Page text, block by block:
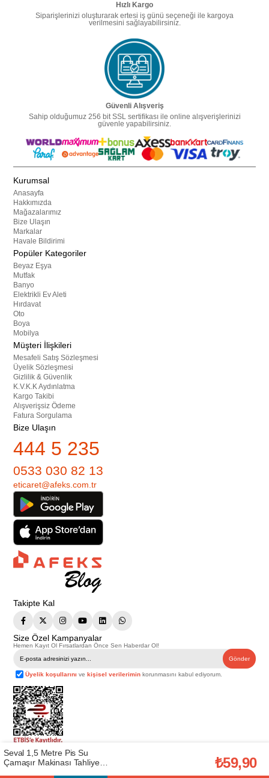
Hızlı Kargo
Siparişlerinizi oluşturarak ertesi iş günü seçeneği ile kargoya
verilmesini sağlayabilirsiniz.
Güvenli Alışveriş
Sahip olduğumuz 256 bit SSL sertifikası ile online alışverişlerinizi
güvenle yapabilirsiniz.
Kurumsal
Anasayfa
Hakkımızda
Mağazalarımız
Bize Ulaşın
Markalar
Havale Bildirimi
Popüler Kategoriler
Beyaz Eşya
Mutfak
Banyo
Elektrikli Ev Aleti
Hırdavat
Oto
Boya
Mobilya
Müşteri İlişkileri
Mesafeli Satış Sözleşmesi
Üyelik Sözleşmesi
Gizlilik & Güvenlik
K.V.K.K Aydınlatma
Kargo Takibi
Alışverişsiz Ödeme
Fatura Sorgulama
Bize Ulaşın
444 5 235
0533 030 82 13
eticaret@afeks.com.tr
Takipte Kal
Size Özel Kampanyalar
Hemen Kayıt Ol Fırsatlardan Önce Sen Haberdar Ol!
Gönder
Üyelik koşullarını vekişisel verilerimin korunmasını kabul ediyorum.
Telif Hakkı © 2026
. Tüm hakları saklıdır.
Bu web sitesindeki tüm ürünler ticari amaçlıdır. Web sitemizde yer alan
görsel ve yazılı içerikler firmamıza ait olup, firmamızın yazılı izni alınmadan
Seval 1,5 Metre Pis Su
Çamaşır Makinası Tahliye
₺59,90